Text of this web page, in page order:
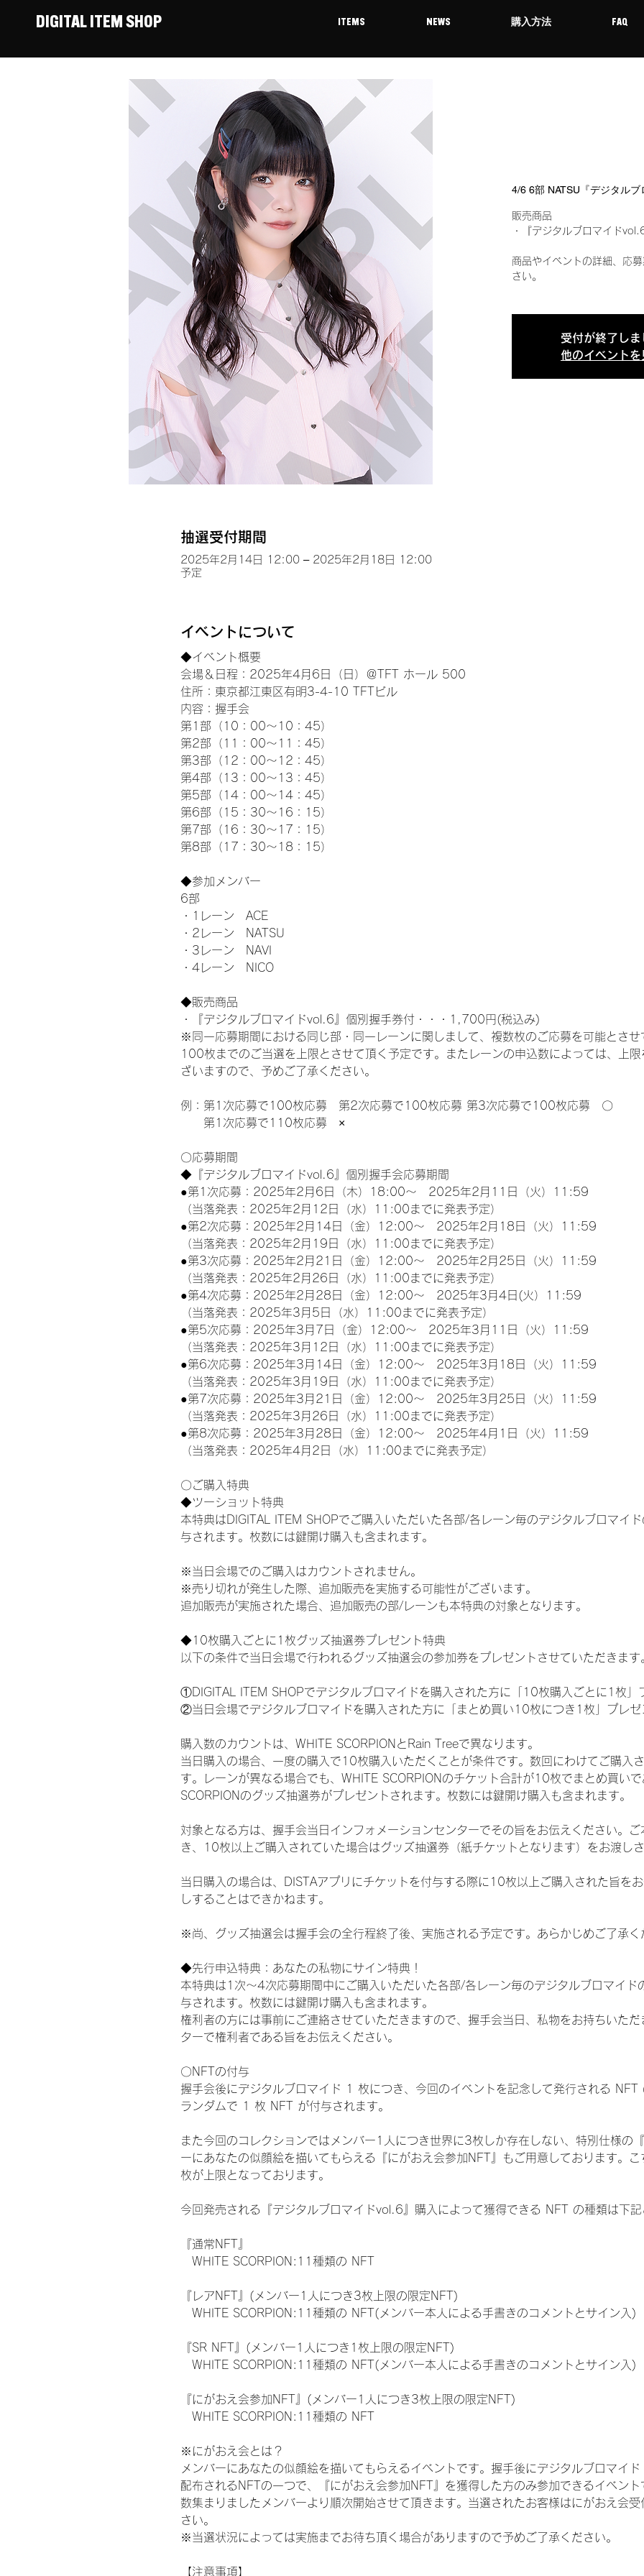
DIGITAL ITEM SHOP ITEMS NEWS 購入方法 FAQ
4/6 6部 NATSU『デジタル
販売商品
・『デジタルブロマイド
商品やイベントの詳細、応
さい。
受付が終了しま
他のイベントを
抽選受付期間
2025年2月14日 12:00 – 2025年2月18日 12:00
予定
イベントについて
◆イベント概要
会場＆日程：2025年4月6日（日）＠TFT ホール 500
住所：東京都江東区有明3-4-10 TFTビル
内容：握手会
第1部（10：00～10：45）
第2部（11：00～11：45）
第3部（12：00～12：45）
第4部（13：00～13：45）
第5部（14：00～14：45）
第6部（15：30～16：15）
第7部（16：30～17：15）
第8部（17：30～18：15）
◆参加メンバー
6部
・1レーン　ACE
・2レーン　NATSU
・3レーン　NAVI
・4レーン　NICO
◆販売商品
・『デジタルブロマイドvol.6』個別握手券付・・・1,700円(税込み)
※同一応募期間における同じ部・同一レーンに関しまして、複数枚のご応募を可能とさ
100枚までのご当選を上限とさせて頂く予定です。またレーンの申込数によっては、上
ざいますので、予めご了承ください。
例：第1次応募で100枚応募　第2次応募で100枚応募 第3次応募で100枚応募　〇
第1次応募で110枚応募　×
〇応募期間
◆『デジタルブロマイドvol.6』個別握手会応募期間
●第1次応募：2025年2月6日（木）18:00～　2025年2月11日（火）11:59
（当落発表：2025年2月12日（水）11:00までに発表予定）
●第2次応募：2025年2月14日（金）12:00～　2025年2月18日（火）11:59
（当落発表：2025年2月19日（水）11:00までに発表予定）
●第3次応募：2025年2月21日（金）12:00～　2025年2月25日（火）11:59
（当落発表：2025年2月26日（水）11:00までに発表予定）
●第4次応募：2025年2月28日（金）12:00～　2025年3月4日(火）11:59
（当落発表：2025年3月5日（水）11:00までに発表予定）
●第5次応募：2025年3月7日（金）12:00～　2025年3月11日（火）11:59
（当落発表：2025年3月12日（水）11:00までに発表予定）
●第6次応募：2025年3月14日（金）12:00～　2025年3月18日（火）11:59
（当落発表：2025年3月19日（水）11:00までに発表予定）
●第7次応募：2025年3月21日（金）12:00～　2025年3月25日（火）11:59
（当落発表：2025年3月26日（水）11:00までに発表予定）
●第8次応募：2025年3月28日（金）12:00～　2025年4月1日（火）11:59
（当落発表：2025年4月2日（水）11:00までに発表予定）
〇ご購入特典
◆ツーショット特典
本特典はDIGITAL ITEM SHOPでご購入いただいた各部/各レーン毎のデジタルブロマイ
与されます。枚数には鍵開け購入も含まれます。
※当日会場でのご購入はカウントされません。
※売り切れが発生した際、追加販売を実施する可能性がございます。
追加販売が実施された場合、追加販売の部/レーンも本特典の対象となります。
◆10枚購入ごとに1枚グッズ抽選券プレゼント特典
以下の条件で当日会場で行われるグッズ抽選会の参加券をプレゼントさせていただきます
①DIGITAL ITEM SHOPでデジタルブロマイドを購入された方に「10枚購入ごとに1枚」
②当日会場でデジタルブロマイドを購入された方に「まとめ買い10枚につき1枚」プレゼ
購入数のカウントは、WHITE SCORPIONとRain Treeで異なります。
当日購入の場合、一度の購入で10枚購入いただくことが条件です。数回にわけてご購入
す。レーンが異なる場合でも、WHITE SCORPIONのチケット合計が10枚でまとめ買い
SCORPIONのグッズ抽選券がプレゼントされます。枚数には鍵開け購入も含まれます。
対象となる方は、握手会当日インフォメーションセンターでその旨をお伝えください。
き、10枚以上ご購入されていた場合はグッズ抽選券（紙チケットとなります）をお渡しさ
当日購入の場合は、DISTAアプリにチケットを付与する際に10枚以上ご購入された旨を
しすることはできかねます。
※尚、グッズ抽選会は握手会の全行程終了後、実施される予定です。あらかじめご了承く
◆先行申込特典：あなたの私物にサイン特典！
本特典は1次〜4次応募期間中にご購入いただいた各部/各レーン毎のデジタルブロマイド
与されます。枚数には鍵開け購入も含まれます。
権利者の方には事前にご連絡させていただきますので、握手会当日、私物をお持ちいた
ターで権利者である旨をお伝えください。
〇NFTの付与
握手会後にデジタルブロマイド 1 枚につき、今回のイベントを記念して発行される NFT
ランダムで 1 枚 NFT が付与されます。
また今回のコレクションではメンバー1人につき世界に3枚しか存在しない、特別仕様の
ーにあなたの似顔絵を描いてもらえる『にがおえ会参加NFT』もご用意しております。
枚が上限となっております。
今回発売される『デジタルブロマイドvol.6』購入によって獲得できる NFT の種類は下記
『通常NFT』
WHITE SCORPION:11種類の NFT
『レアNFT』(メンバー1人につき3枚上限の限定NFT)
WHITE SCORPION:11種類の NFT(メンバー本人による手書きのコメントとサイン入)
『SR NFT』(メンバー1人につき1枚上限の限定NFT)
WHITE SCORPION:11種類の NFT(メンバー本人による手書きのコメントとサイン入)
『にがおえ会参加NFT』(メンバー1人につき3枚上限の限定NFT)
WHITE SCORPION:11種類の NFT
※にがおえ会とは？
メンバーにあなたの似顔絵を描いてもらえるイベントです。握手後にデジタルブロマイ
配布されるNFTの一つで、『にがおえ会参加NFT』を獲得した方のみ参加できるイベン
数集まりましたメンバーより順次開始させて頂きます。当選されたお客様はにがおえ会
さい。
※当選状況によっては実施までお待ち頂く場合がありますので予めご了承ください。
【注意事項】